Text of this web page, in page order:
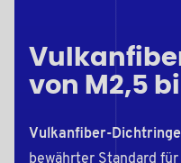
von M2,5
Vulkanfiber-Dichtringe
bewährter Standard